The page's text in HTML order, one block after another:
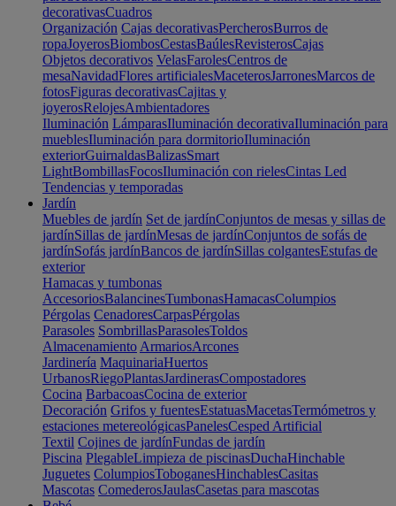
decorativasCuadros
Organización Cajas decorativasPercherosBurros de
ropaJoyerosBiombosCestasBaúlesRevisterosCajas
Objetos decorativos VelasFarolesCentros de
mesaNavidadFlores artificialesMaceterosJarronesMarcos de
fotosFiguras decorativasCajitas y
joyerosRelojesAmbientadores
Iluminación LámparasIluminación decorativaIluminación para
mueblesIluminación para dormitorioIluminación
exteriorGuirnaldasBalizasSmart
LightBombillasFocosIluminación con rielesCintas Led
Tendencias y temporadas
Jardín
Muebles de jardín Set de jardínConjuntos de mesas y sillas de
jardínSillas de jardínMesas de jardínConjuntos de sofás de
jardínSofás jardínBancos de jardínSillas colgantesEstufas de
exterior
Hamacas y tumbonas
AccesoriosBalancinesTumbonasHamacasColumpios
Pérgolas CenadoresCarpasPérgolas
Parasoles SombrillasParasolesToldos
Almacenamiento ArmariosArcones
Jardinería MaquinariaHuertos
UrbanosRiegoPlantasJardinerasCompostadores
Cocina BarbacoasCocina de exterior
Decoración Grifos y fuentesEstatuasMacetasTermómetros y
estaciones metereológicasPanelesCesped Artificial
Textil Cojines de jardínFundas de jardín
Piscina PlegableLimpieza de piscinasDuchaHinchable
Juguetes ColumpiosToboganesHinchablesCasitas
Mascotas ComederosJaulasCasetas para mascotas